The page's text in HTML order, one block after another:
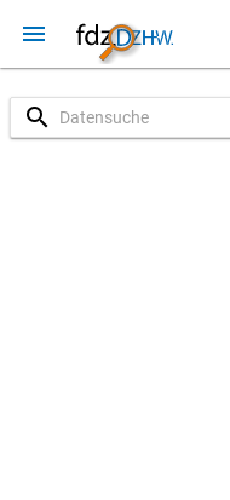
menu
search